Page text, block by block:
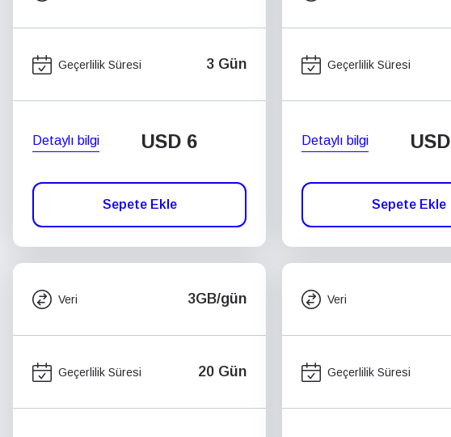
Geçerlilik Süresi 3 Gün
Detaylı bilgi USD 6
Sepete Ekle
Geçerlilik Süresi
Detaylı bilgi USD
Sepete Ekle
Veri 3GB/gün
Geçerlilik Süresi 20 Gün
Veri
Geçerlilik Süresi